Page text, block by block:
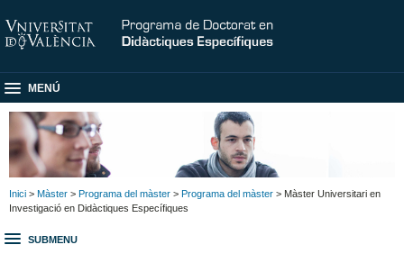
MENÚ
Inici > Màster > Programa del màster > Programa del màster > Màster Universitari en
Investigació en Didàctiques Específiques
SUBMENU